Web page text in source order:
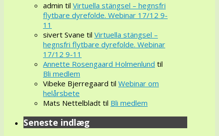
admin til Virtuella stängsel – hegnsfri
flytbare dyrefolde. Webinar 17/12 9-
11
sivert Svane til Virtuella stängsel –
hegnsfri flytbare dyrefolde. Webinar
17/12 9-11
Annette Rosengaard Holmenlund til
Bli medlem
Vibeke Bjerregaard til Webinar om
helårsbete
Mats Nettelbladt til Bli medlem
Seneste indlæg